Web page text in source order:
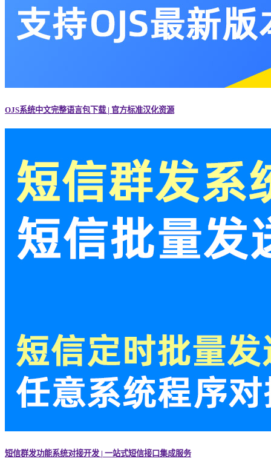
OJS系统中文完整语言包下载 | 官方标准汉化资源
短信群发功能系统对接开发 | 一站式短信接口集成服务